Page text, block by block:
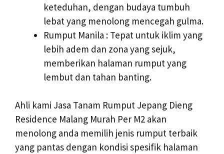
keteduhan, dengan budaya tumbuh
lebat yang menolong mencegah gulma.
Rumput Manila : Tepat untuk iklim yang
lebih adem dan zona yang sejuk,
memberikan halaman rumput yang
lembut dan tahan banting.
Ahli kami Jasa Tanam Rumput Jepang Dieng
Residence Malang Murah Per M2 akan
menolong anda memilih jenis rumput terbaik
yang pantas dengan kondisi spesifik halaman